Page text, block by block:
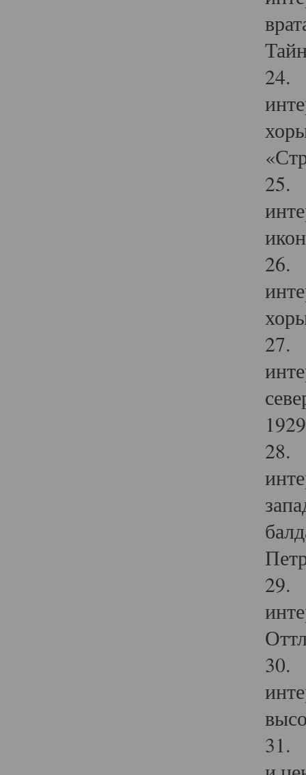
24.
25.
26.
27.
28.
29.
30.
31.